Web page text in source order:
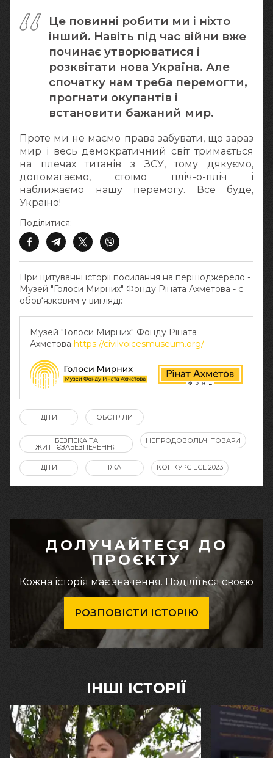
Це повинні робити ми і ніхто
інший. Навіть під час війни вже
починає утворюватися і
розквітати нова Україна. Але
спочатку нам треба перемогти,
прогнати окупантів і
встановити бажаний мир.
Проте ми не маємо права забувати, що зараз
мир і весь демократичний світ тримається
на плечах титанів з ЗСУ, тому дякуємо,
допомагаємо, стоїмо пліч-о-пліч і
наближаємо нашу перемогу. Все буде,
Україно!
При цитуванні історії посилання на першоджерело -
Музей "Голоси Мирних" Фонду Ріната Ахметова - є
обов‘язковим у вигляді:
Музей "Голоси Мирних" Фонду Ріната
Ахметова https://civilvoicesmuseum.org/
Поділитися:
ДІТИ ОБСТРІЛИ
БЕЗПЕКА ТА
ЖИТТЄЗАБЕЗПЕЧЕННЯ
НЕПРОДОВОЛЬЧІ ТОВАРИ
ДІТИ ЇЖА КОНКУРС ЕСЕ 2023
ДОЛУЧАЙТЕСЯ ДО
ПРОЄКТУ
Кожна історія має значення. Поділіться своєю
РОЗПОВІСТИ ІСТОРІЮ
ІНШІ ІСТОРІЇ